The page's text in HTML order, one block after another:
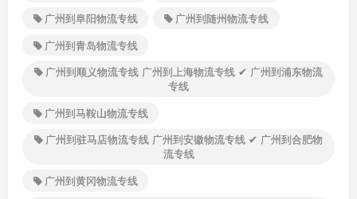
广州到阜阳物流专线
广州到随州物流专线
广州到青岛物流专线
广州到顺义物流专线 广州到上海物流专线 ✔ 广州到浦东物流
专线
广州到马鞍山物流专线
广州到驻马店物流专线 广州到安徽物流专线 ✔ 广州到合肥物
流专线
广州到黄冈物流专线